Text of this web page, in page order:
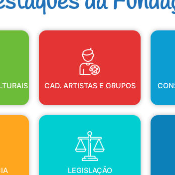
CAD. ARTISTAS E GRUPOS
CAD. ARTISTAS E GRUPOS
LEGISLAÇÃO
LEGISLAÇÃO